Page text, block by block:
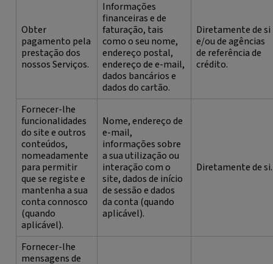
Obter
pagamento pela
prestação dos
nossos Serviços.
Informações
financeiras e de
faturação, tais
como o seu nome,
endereço postal,
endereço de e-mail,
dados bancários e
dados do cartão.
Diretamente de si
e/ou de agências
de referência de
crédito.
Fornecer-lhe
funcionalidades
do site e outros
conteúdos,
nomeadamente
para permitir
que se registe e
mantenha a sua
conta connosco
(quando
aplicável).
Nome, endereço de
e-mail,
informações sobre
a sua utilização ou
interação com o
site, dados de início
de sessão e dados
da conta (quando
aplicável).
Diretamente de si.
Fornecer-lhe
mensagens de